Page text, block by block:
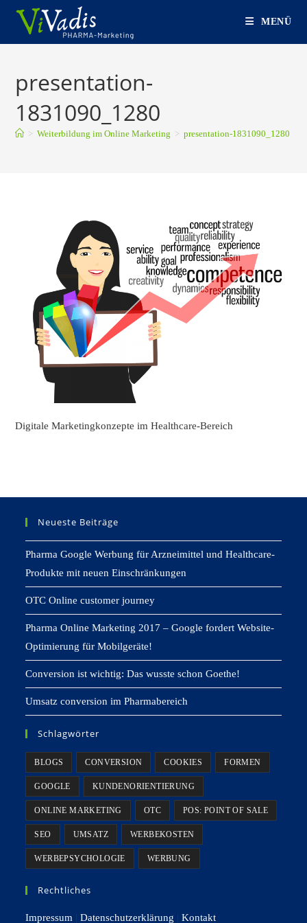
Zum
springen
MENÜ
presentation-
1831090_1280
> Weiterbildung im Online Marketing > presentation-1831090_1280
Digitale Marketingkonzepte im Healthcare-Bereich
Neueste Beiträge
Pharma Google Werbung für Arzneimittel und Healthcare-
Produkte mit neuen Einschränkungen
OTC Online customer journey
Pharma Online Marketing 2017 – Google fordert Website-
Optimierung für Mobilgeräte!
Conversion ist wichtig: Das wusste schon Goethe!
Umsatz conversion im Pharmabereich
Schlagwörter
BLOGS CONVERSION COOKIES FORMEN
GOOGLE KUNDENORIENTIERUNG
ONLINE MARKETING OTC POS: POINT OF SALE
SEO UMSATZ WERBEKOSTEN
WERBEPSYCHOLOGIE WERBUNG
Rechtliches
Impressum |Datenschutzerklärung |Kontakt